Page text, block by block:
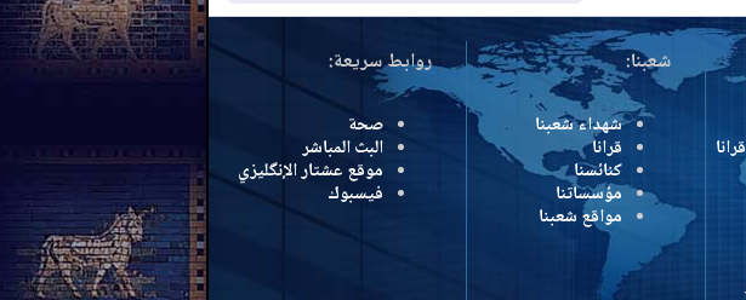
المزيد
شعبنا:
شهداء شعبنا
قرانا
كنائسنا
مؤسساتنا
مواقع شعبنا
روابط سريعة:
صحة
البث المباشر
موقع عشتار الإنگليزي
فيسبوك